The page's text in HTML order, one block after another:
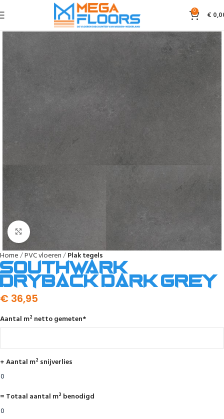
0 €
Home PVC vloeren Plak tegels
Southwark
dryback dark grey
€ 36,95
Aantal m² netto gemeten*
+ Aantal m² snijverlies
= Totaal aantal m² benodigd
Afbeelding vergroten